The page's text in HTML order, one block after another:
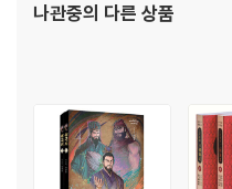
때 동아시아에서 셰익스피어 또
나관중의 다른 상품